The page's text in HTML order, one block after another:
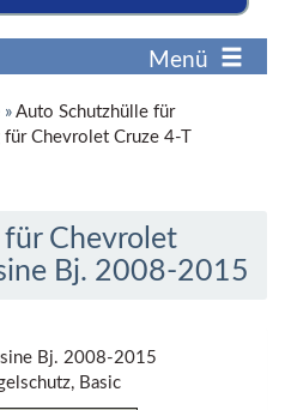
Menü
» Auto Schutzhülle für
Chevrolet Cruze 4-T
Chevrolet
Bj. 2008-2015
Bj. 2008-2015
Basic